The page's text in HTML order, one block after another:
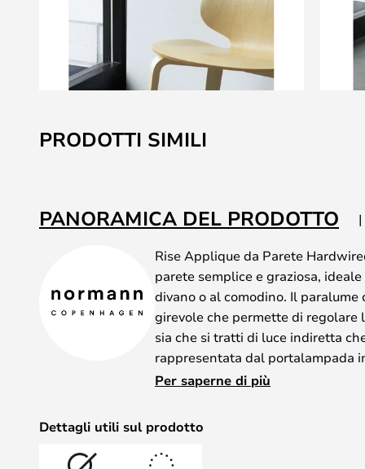
all'inizio
della
immagini
PRODOTTI SIMILI
PANORAMICA DEL PRODOTTO
Rise Applique da Parete
parete semplice e graziosa,
divano o al comodino. Il
girevole che permette di regolare
sia che si tratti di luce indiretta
rappresentata dal portalampada
garantire che la lampada si adatti
Applique da Parete, con cavo in
Applique da Parete cablata,
Per saperne di più
Dettagli utili sul prodotto